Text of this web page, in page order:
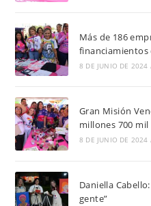
Más de 186
financiamientos
8 DE JUNIO DE 2024
Gran Misión
millones 700
8 DE JUNIO DE 2024
Daniella
gente”